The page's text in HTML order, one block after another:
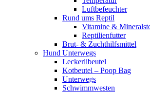
Luftbefeuchter
Rund ums Reptil
Vitamine &
Reptilienfutter
Brut- & Zuchthilfsmittel
Hund Unterwegs
Leckerlibeutel
Kotbeutel – Poop Bag
Unterwegs
Schwimmwesten